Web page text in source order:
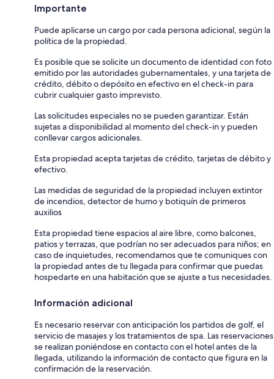
Importante
Puede aplicarse un cargo por cada persona adicional, según la
política de la propiedad.
Es posible que se solicite un documento de identidad con foto
emitido por las autoridades gubernamentales, y una tarjeta de
crédito, débito o depósito en efectivo en el check-in para
cubrir cualquier gasto imprevisto.
Las solicitudes especiales no se pueden garantizar. Están
sujetas a disponibilidad al momento del check-in y pueden
conllevar cargos adicionales.
Esta propiedad acepta tarjetas de crédito, tarjetas de débito y
efectivo.
Las medidas de seguridad de la propiedad incluyen extintor
de incendios, detector de humo y botiquín de primeros
auxilios
Esta propiedad tiene espacios al aire libre, como balcones,
patios y terrazas, que podrían no ser adecuados para niños; en
caso de inquietudes, recomendamos que te comuniques con
la propiedad antes de tu llegada para confirmar que puedas
hospedarte en una habitación que se ajuste a tus necesidades.
Información adicional
Es necesario reservar con anticipación los partidos de golf, el
servicio de masajes y los tratamientos de spa. Las reservaciones
se realizan poniéndose en contacto con el hotel antes de la
llegada, utilizando la información de contacto que figura en la
confirmación de la reservación.